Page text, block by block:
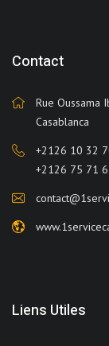
Contact
Rue Oussama
Casablanca
+2126 10 32
+2126 75 71
Liens Utiles